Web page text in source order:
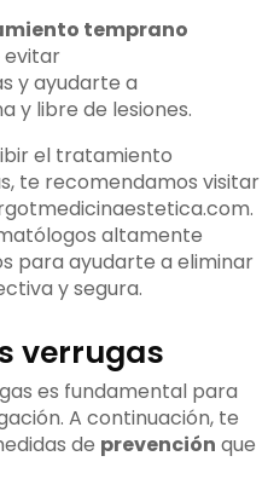
temprano
evitar
y ayudarte a
y libre de lesiones.
el tratamiento
te recomendamos visitar
altamente
para ayudarte a eliminar
y segura.
verrugas
es fundamental para
A continuación, te
de prevención que